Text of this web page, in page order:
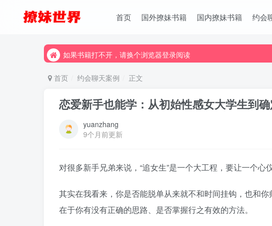
首页 国外撩妹书籍 国内撩妹书籍 约会
如果书籍打不开，请换个浏览器登录阅读
如果书籍打不开，请换个浏览器登录阅读
首页 约会聊天案例 正文
恋爱新手也能学：从初始性感女大学生到
yuanzhang
9个月前更新
对很多新手兄弟来说，“追女生”是一个大工程，要让一个心
其实在我看来，你是否能脱单从来就不和时间挂钩，也和
在于你有没有正确的思路、是否掌握行之有效的方法。